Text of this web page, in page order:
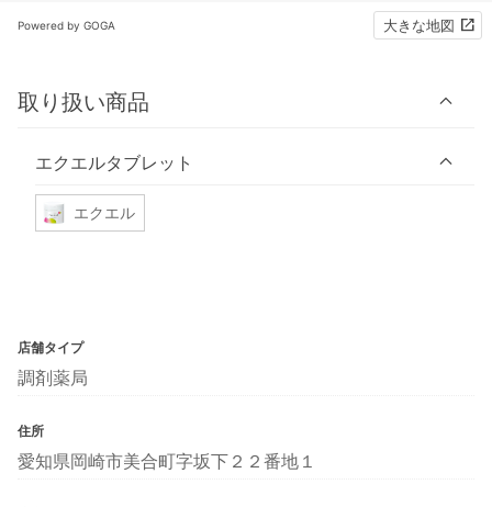
Powered by GOGA 大きな地図
取り扱い商品
エクエルタブレット
エクエル
店舗タイプ
調剤薬局
住所
愛知県岡崎市美合町字坂下２２番地１